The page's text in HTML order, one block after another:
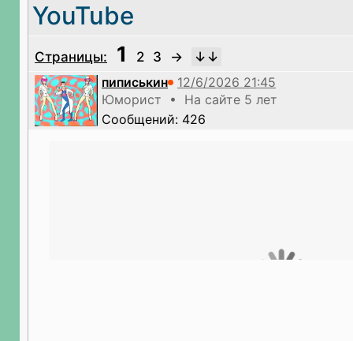
YouTube
Страницы: 1 2 3
→
пиписькин
Юморист • На сайте 5 лет
Сообщений: 426